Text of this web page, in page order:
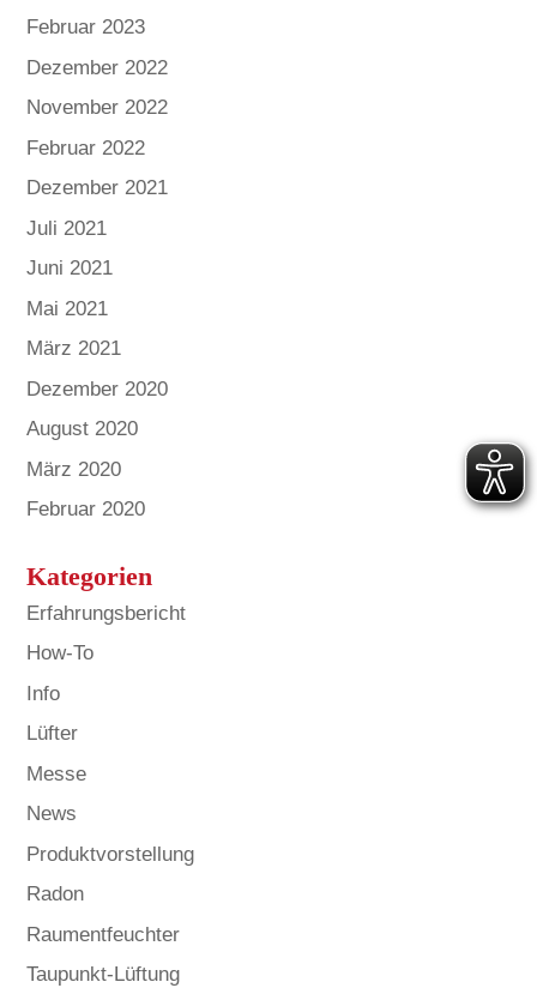
Februar 2023
Dezember 2022
November 2022
Februar 2022
Dezember 2021
Juli 2021
Juni 2021
Mai 2021
März 2021
Dezember 2020
August 2020
März 2020
Februar 2020
Kategorien
Erfahrungsbericht
How-To
Info
Lüfter
Messe
News
Produktvorstellung
Radon
Raumentfeuchter
Taupunkt-Lüftung